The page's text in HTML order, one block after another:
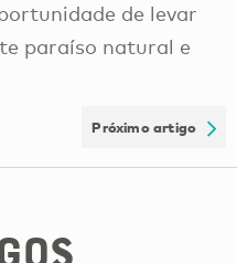
de levar
paraíso natural e
Próximo artigo